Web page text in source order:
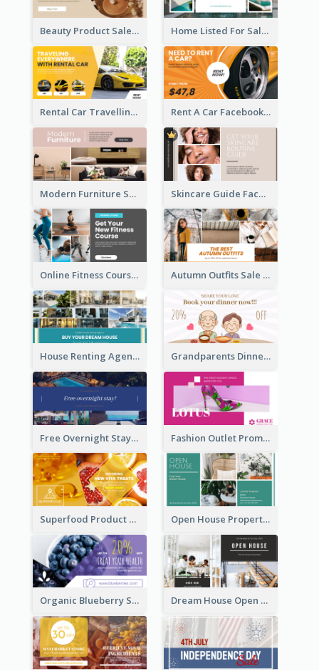
Beauty Product Sale Facebook Ad Home Listed For Sale Facebook Ad
Rental Car Travelling Facebook Ad Rent A Car Facebook Ad
Modern Furniture Shop Facebook Ad Skincare Guide Facebook Ad
Online Fitness Course Facebook Ad Autumn Outfits Sale Facebook Ad
House Renting Agency Facebook Ad Grandparents Dinner Discount Facebook Ad
Free Overnight Stay Hotel Promotion Facebook Ad Fashion Outlet Promote Facebook Ad
Superfood Product Discount Facebook Ad Open House Property Invitation Facebook Ad
Organic Blueberry Sales Facebook Ad Dream House Open House Facebook Ad